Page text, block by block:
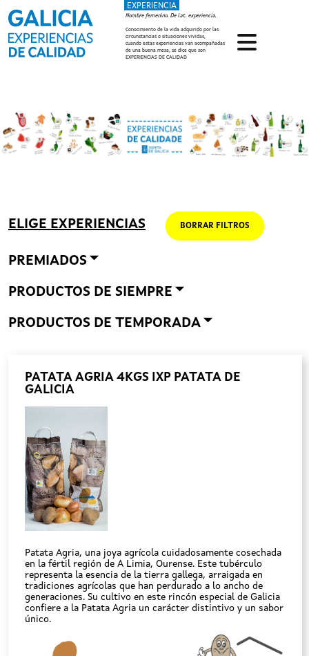
Pasar al contenido principal
EXPERIENCIA
Nombre femenino. De lat. experiencia.
Conocimiento de la vida adquirido por las
circunstancias o situaciones vividas,
cuando estas experiencias van acompañadas
de una buena mesa, se dice que son
EXPERIENCIAS DE CALIDAD
ELIGE EXPERIENCIAS BORRAR FILTROS
PREMIADOS
PRODUCTOS DE SIEMPRE
PRODUCTOS DE TEMPORADA
PATATA AGRIA 4KGS IXP PATATA DE
GALICIA
Patata Agria, una joya agrícola cuidadosamente cosechada
en la fértil región de A Limia, Ourense. Este tubérculo
representa la esencia de la tierra gallega, arraigada en
tradiciones agrícolas que han perdurado a lo ancho de
generaciones. Su cultivo en este rincón especial de Galicia
confiere a la Patata Agria un carácter distintivo y un sabor
único.